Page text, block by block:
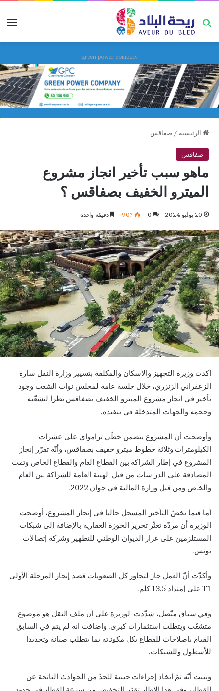
بحث عن
green power company
الرئيسية / صفاقس
صفاقس
ماهو سبب تأخير انجاز مشروع
الميترو الخفيف بصفاقس ؟
20 يوليو 2024 0
907 دقيقة واحدة
أكدت وزيرة التجهيز والاسكان والمكلفة بتسيير وزارة النقل سارة
الزعفراني الزنزري، خلال جلسة عامة لمجلس نواب الشعب وجود
تأخير في انجاز مشروع الميترو الخفيف بصفاقس نظرا لتشعّبه
وحجمه والجهات المتدخلة في تنفيذه.
وأوضحت أن المشروع يتضمن خطّي ترامواي على عشرات
الكيلومترات وثلاثة خطوط ميترو خفيف بصفاقس، وأنّه تقرّر إنجاز
المشروع في إطار الشراكة بين القطاع العام والقطاع الخاص وتمت
المصادقة على الدراسات من قبل الهيئة العامة للشراكة بين العام
والخاص ومن قبل وزارة المالية في جوان 2022.
أما فيما يخصّ التأخير المسجل حاليا في إنجاز المشروع، أوضحت
الوزيرة أن مردّه تعثّر تحرير الحوزة العقارية بالإضافة إلى شبكات
المستلزمين على غرار الديوان الوطني للتطهير وشركة إتصالات
تونس.
وأكدّت أنّ العمل جار لتجاوز كل الصعوبات قصد إنجاز المرحلة الأولى
T1 على إمتداد 13.5 كلم.
وفي سياق متّصل، شدّدت الوزيرة على أن ملف النقل هو موضوع
متشعّب ويتطلب استثمارات كبرى. واضافت انه لم يتم في السابق
القيام باصلاحات للقطاع بكل مكوناته بما يتطلب صيانة وتجديدا
للأسطول وللشبكات.
وبينت أنّه تمّ اتخاذ إجراءات حينية للحدّ من الحوادث الناتجة عن